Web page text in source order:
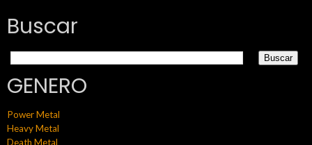
Buscar
GENERO
Power Metal
Heavy Metal
Death Metal